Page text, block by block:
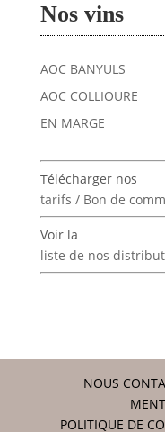
Nos vins
AOC BANYULS
AOC COLLIOURE
EN MARGE
Télécharger nos
tarifs / Bon de
Voir la
liste de nos
NOUS
POLITIQUE DE